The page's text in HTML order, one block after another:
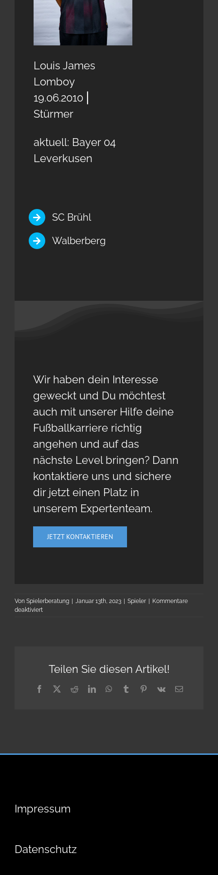
Louis James
Lomboy
19.06.2010 ⎢
Stürmer
aktuell: Bayer 04
Leverkusen
SC Brühl
Walberberg
Wir haben dein Interesse
geweckt und Du möchtest
auch mit unserer Hilfe deine
Fußballkarriere richtig
angehen und auf das
nächste Level bringen? Dann
kontaktiere uns und sichere
dir jetzt einen Platz in
unserem Expertenteam.
JETZT KONTAKTIEREN
Von Spielerberatung Januar 13th, 2023 Spieler
Kommentare
deaktiviertfür
Teilen Sie diesen Artikel!
Facebook
X RedditLinkedInWhatsApp
TumblrPinterest
Vk
E-
Impressum
Datenschutz